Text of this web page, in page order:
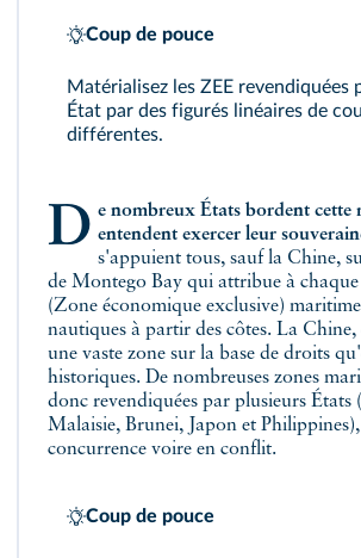
Coup de pouce
Matérialisez les ZEE revendiquées
État par des figurés linéaires de
différentes.
De nombreux États bordent cette mer et entendent exercer leur
s'appuient tous, sauf la Chine,
de Montego Bay qui attribue à
(Zone économique exclusive)
nautiques à partir des côtes. La Chine,
une vaste zone sur la base de droits
historiques. De nombreuses zones
donc revendiquées par plusieurs États
Malaisie, Brunei, Japon et
concurrence voire en conflit.
Coup de pouce